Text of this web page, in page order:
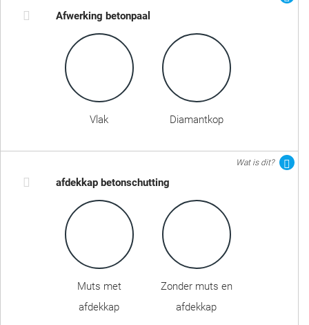
Afwerking betonpaal
Vlak Diamantkop
Wat is dit?
afdekkap betonschutting
Muts met
afdekkap
Zonder muts en
afdekkap